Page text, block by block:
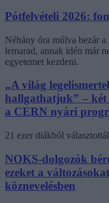
Pótfelvételi 2026:
Néhány óra múlva bezár
lemarad, annak idén már
egyetemet kezdeni.
„A világ
hallgathatjuk” – két
a CERN nyári
21 ezer diákból
NOKS-dolgozók
ezeket a
köznevelésben